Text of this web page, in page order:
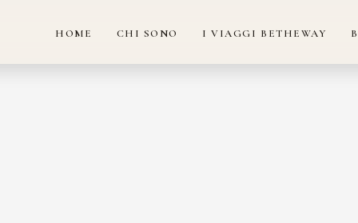
HOME CHI SONO I VIAGGI BETHEWAY